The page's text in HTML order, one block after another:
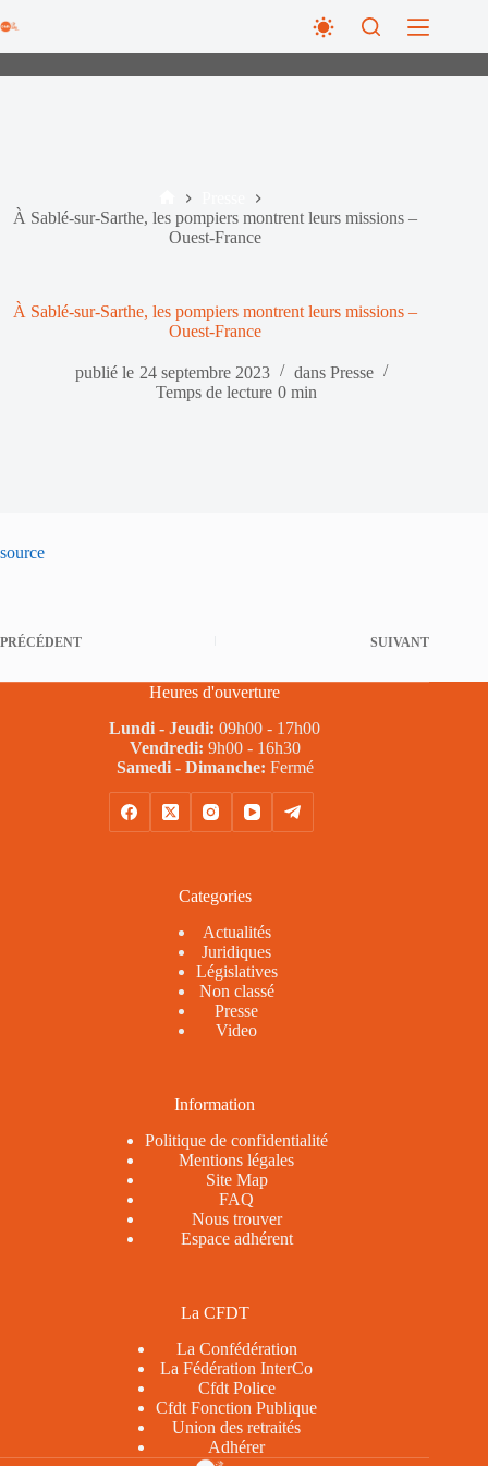
au
Accueil
À Sablé-sur-Sarthe, les pompiers montrent leurs missions –
Ouest-France
À Sablé-sur-Sarthe, les pompiers montrent leurs missions –
Ouest-France
publié le 24 septembre 2023 dans Presse
Temps de lecture 0 min
source
PRÉCÉDENT SUIVANT
Heures d'ouverture
Lundi - Jeudi: 09h00 - 17h00
Vendredi: 9h00 - 16h30
Samedi - Dimanche: Fermé
Categories
Actualités
Juridiques
Législatives
Non classé
Presse
Video
Information
Politique de confidentialité
Mentions légales
Site Map
FAQ
Nous trouver
Espace adhérent
La CFDT
La Confédération
La Fédération InterCo
Cfdt Police
Cfdt Fonction Publique
Union des retraités
Adhérer